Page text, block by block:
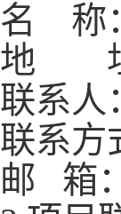
名
称
地 址
联系人
联系方
邮
箱：